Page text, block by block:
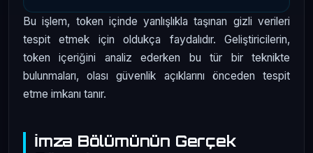
Bu işlem, token içinde yanlışlıkla taşınan gizli verileri
tespit etmek için oldukça faydalıdır. Geliştiricilerin,
token içeriğini analiz ederken bu tür bir teknikte
bulunmaları, olası güvenlik açıklarını önceden tespit
etme imkanı tanır.
İmza Bölümünün Gerçek